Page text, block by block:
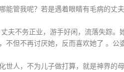
管我呢？若是遇着眼睛有毛病的丈夫
不务正业，游手好闲，流落失踪。
但不再讨厌她，反而喜欢她了 。公
世人，不为儿子做打算，就是神界的